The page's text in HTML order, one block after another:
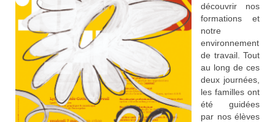
découvrir nos
formations et
notre
environnement
de travail. Tout
au long de ces
deux journées,
les familles ont
été guidées
par nos élèves